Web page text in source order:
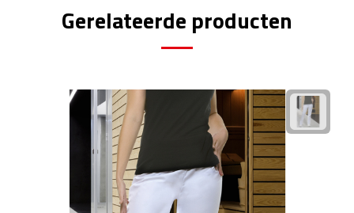
Veiligheidssets
Fiets Accessoires
Fiets telefoonhouders
Gerelateerde producten